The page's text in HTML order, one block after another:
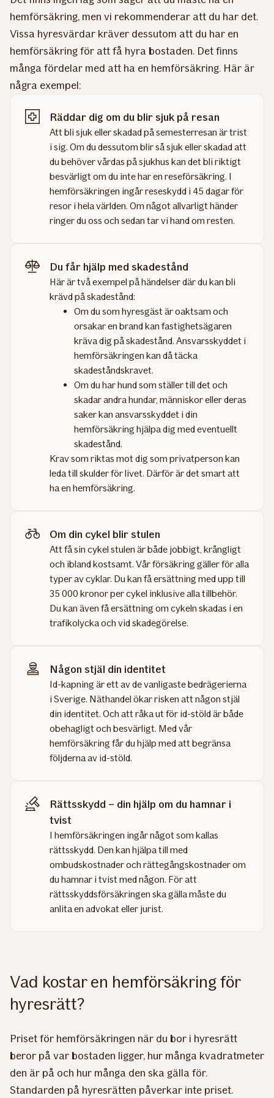
hemförsäkring, men vi rekommenderar att du har det.
Vissa hyresvärdar kräver dessutom att du har en
hemförsäkring för att få hyra bostaden. Det finns
många fördelar med att ha en hemförsäkring. Här är
några exempel:
Räddar dig om du blir sjuk på resan
Att bli sjuk eller skadad på semesterresan är trist
i sig. Om du dessutom blir så sjuk eller skadad att
du behöver vårdas på sjukhus kan det bli riktigt
besvärligt om du inte har en reseförsäkring. I
hemförsäkringen ingår reseskydd i 45 dagar för
resor i hela världen. Om något allvarligt händer
ringer du oss och sedan tar vi hand om resten.
Du får hjälp med skadestånd
Här är två exempel på händelser där du kan bli
krävd på skadestånd:
Om du som hyresgäst är oaktsam och
orsakar en brand kan fastighetsägaren
kräva dig på skadestånd. Ansvarsskyddet i
hemförsäkringen kan då täcka
skadeståndskravet.
Om du har hund som ställer till det och
skadar andra hundar, människor eller deras
saker kan ansvarsskyddet i din
hemförsäkring hjälpa dig med eventuellt
skadestånd.
Krav som riktas mot dig som privatperson kan
leda till skulder för livet. Därför är det smart att
ha en hemförsäkring.
Om din cykel blir stulen
Att få sin cykel stulen är både jobbigt, krångligt
och ibland kostsamt. Vår försäkring gäller för alla
typer av cyklar. Du kan få ersättning med upp till
35 000 kronor per cykel inklusive alla tillbehör.
Du kan även få ersättning om cykeln skadas i en
trafikolycka och vid skadegörelse.
Någon stjäl din identitet
Id-kapning är ett av de vanligaste bedrägerierna
i Sverige. Näthandel ökar risken att någon stjäl
din identitet. Och att råka ut för id-stöld är både
obehagligt och besvärligt. Med vår
hemförsäkring får du hjälp med att begränsa
följderna av id-stöld.
Rättsskydd – din hjälp om du hamnar i
tvist
I hemförsäkringen ingår något som kallas
rättsskydd. Den kan hjälpa till med
ombudskostnader och rättegångskostnader om
du hamnar i tvist med någon. För att
rättsskyddsförsäkringen ska gälla måste du
anlita en advokat eller jurist.
Vad kostar en hemförsäkring för
hyresrätt?
Priset för hemförsäkringen när du bor i hyresrätt
beror på var bostaden ligger, hur många kvadratmeter
den är på och hur många den ska gälla för.
Standarden på hyresrätten påverkar inte priset.